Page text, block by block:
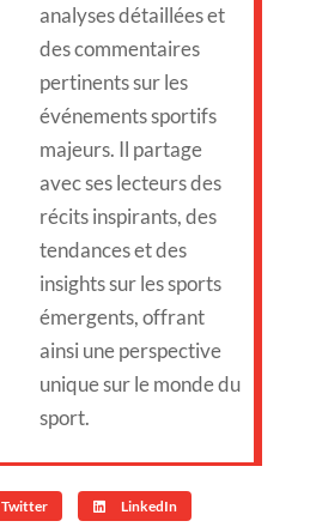
analyses détaillées et
des commentaires
pertinents sur les
événements sportifs
majeurs. Il partage
avec ses lecteurs des
récits inspirants, des
tendances et des
insights sur les sports
émergents, offrant
ainsi une perspective
unique sur le monde du
sport.
Twitter LinkedIn